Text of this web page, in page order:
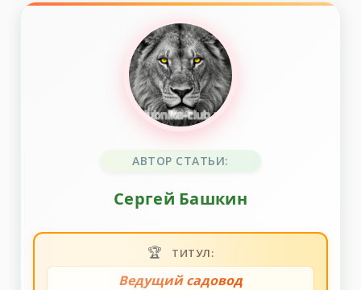
АВТОР СТАТЬИ:
Сергей Башкин
🏆 ТИТУЛ:
Ведущий садовод